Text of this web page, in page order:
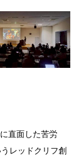
直面した苦労
うレッドクリフ創